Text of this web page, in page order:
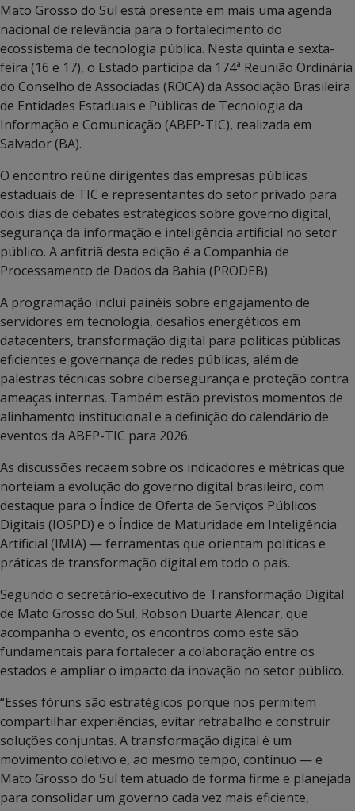
Mato Grosso do Sul está presente em mais uma agenda
nacional de relevância para o fortalecimento do
ecossistema de tecnologia pública. Nesta quinta e sexta-
feira (16 e 17), o Estado participa da 174ª Reunião Ordinária
do Conselho de Associadas (ROCA) da Associação Brasileira
de Entidades Estaduais e Públicas de Tecnologia da
Informação e Comunicação (ABEP-TIC), realizada em
Salvador (BA).
O encontro reúne dirigentes das empresas públicas
estaduais de TIC e representantes do setor privado para
dois dias de debates estratégicos sobre governo digital,
segurança da informação e inteligência artificial no setor
público. A anfitriã desta edição é a Companhia de
Processamento de Dados da Bahia (PRODEB).
A programação inclui painéis sobre engajamento de
servidores em tecnologia, desafios energéticos em
datacenters, transformação digital para políticas públicas
eficientes e governança de redes públicas, além de
palestras técnicas sobre cibersegurança e proteção contra
ameaças internas. Também estão previstos momentos de
alinhamento institucional e a definição do calendário de
eventos da ABEP-TIC para 2026.
As discussões recaem sobre os indicadores e métricas que
norteiam a evolução do governo digital brasileiro, com
destaque para o Índice de Oferta de Serviços Públicos
Digitais (IOSPD) e o Índice de Maturidade em Inteligência
Artificial (IMIA) — ferramentas que orientam políticas e
práticas de transformação digital em todo o país.
Segundo o secretário-executivo de Transformação Digital
de Mato Grosso do Sul, Robson Duarte Alencar, que
acompanha o evento, os encontros como este são
fundamentais para fortalecer a colaboração entre os
estados e ampliar o impacto da inovação no setor público.
“Esses fóruns são estratégicos porque nos permitem
compartilhar experiências, evitar retrabalho e construir
soluções conjuntas. A transformação digital é um
movimento coletivo e, ao mesmo tempo, contínuo — e
Mato Grosso do Sul tem atuado de forma firme e planejada
para consolidar um governo cada vez mais eficiente,